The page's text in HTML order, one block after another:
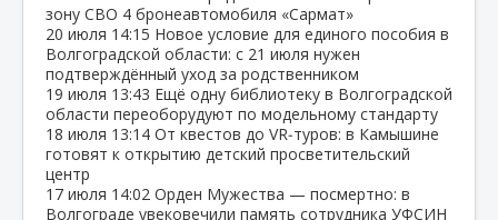
зону СВО 4 бронеавтомобиля «Сармат»
20 июля 14:15 Новое условие для единого пособия в
Волгоградской области: с 21 июля нужен
подтверждённый уход за родственником
19 июля 13:43 Ещё одну библиотеку в Волгоградской
области переоборудуют по модельному стандарту
18 июля 13:14 От квестов до VR‑туров: в Камышине
готовят к открытию детский просветительский
центр
17 июля 14:02 Орден Мужества — посмертно: в
Волгограде увековечили память сотрудника УФСИН